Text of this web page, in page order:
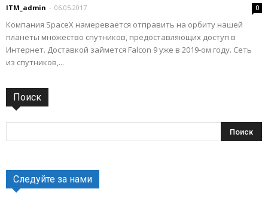
ITM_admin - 06.05.2017 0
Компания SpaceX намеревается отправить на орбиту нашей
планеты множество спутников, предоставляющих доступ в
Интернет. Доставкой займется Falcon 9 уже в 2019-ом году. Сеть
из спутников,...
Поиск
Следуйте за нами